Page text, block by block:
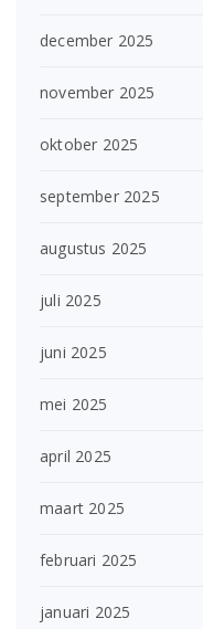
december 2025
november 2025
oktober 2025
september 2025
augustus 2025
juli 2025
juni 2025
mei 2025
april 2025
maart 2025
februari 2025
januari 2025